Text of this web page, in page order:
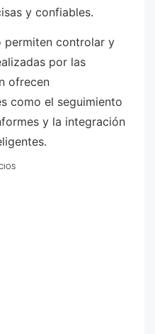
y confiables.
permiten controlar y
por las
ofrecen
como el seguimiento
y la integración